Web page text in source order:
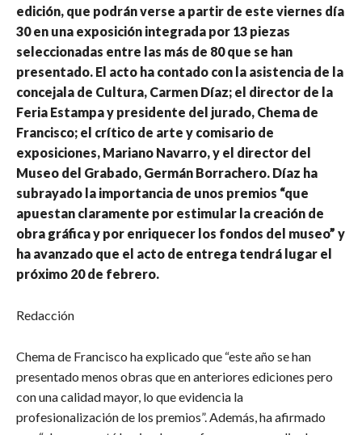
edición, que podrán verse a partir de este viernes día
30 en una exposición integrada por 13 piezas
seleccionadas entre las más de 80 que se han
presentado. El acto ha contado con la asistencia de la
concejala de Cultura, Carmen Díaz; el director de la
Feria Estampa y presidente del jurado, Chema de
Francisco; el crítico de arte y comisario de
exposiciones, Mariano Navarro, y el director del
Museo del Grabado, Germán Borrachero. Díaz ha
subrayado la importancia de unos premios “que
apuestan claramente por estimular la creación de
obra gráfica y por enriquecer los fondos del museo” y
ha avanzado que el acto de entrega tendrá lugar el
próximo 20 de febrero.
Redacción
Chema de Francisco ha explicado que “este año se han
presentado menos obras que en anteriores ediciones pero
con una calidad mayor, lo que evidencia la
profesionalización de los premios”. Además, ha afirmado